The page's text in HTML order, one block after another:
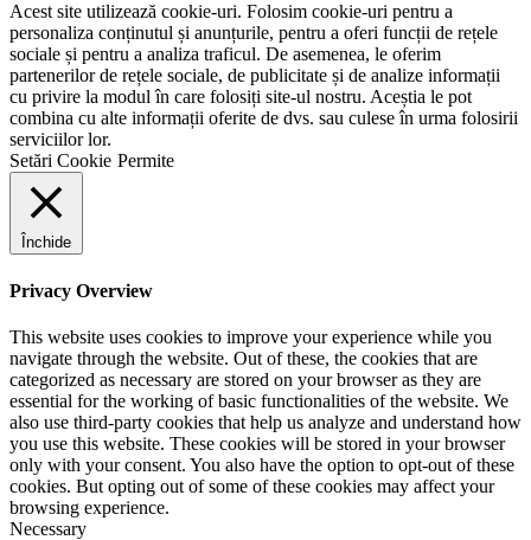
Acest site utilizează cookie-uri. Folosim cookie-uri pentru a
personaliza conținutul și anunțurile, pentru a oferi funcții de rețele
sociale și pentru a analiza traficul. De asemenea, le oferim
partenerilor de rețele sociale, de publicitate și de analize informații
cu privire la modul în care folosiți site-ul nostru. Aceștia le pot
combina cu alte informații oferite de dvs. sau culese în urma folosirii
serviciilor lor.
Setări Cookie Permite
Închide
Privacy Overview
This website uses cookies to improve your experience while you
navigate through the website. Out of these, the cookies that are
categorized as necessary are stored on your browser as they are
essential for the working of basic functionalities of the website. We
also use third-party cookies that help us analyze and understand how
you use this website. These cookies will be stored in your browser
only with your consent. You also have the option to opt-out of these
cookies. But opting out of some of these cookies may affect your
browsing experience.
Necessary